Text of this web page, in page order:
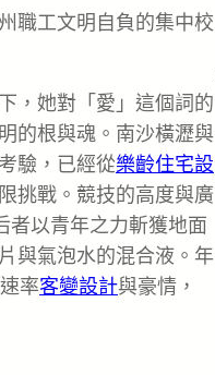
職工文明自負的集中校
，她對「愛」這個詞的
的根與魂。南沙橫瀝與
驗，已經從樂齡住宅設
挑戰。競技的高度與廣
者以青年之力斬獲地面
與氣泡水的混合液。年
率客變設計與豪情，